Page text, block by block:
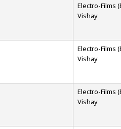
Electro-Films
Vishay
Electro-Films
Vishay
Electro-Films
Vishay